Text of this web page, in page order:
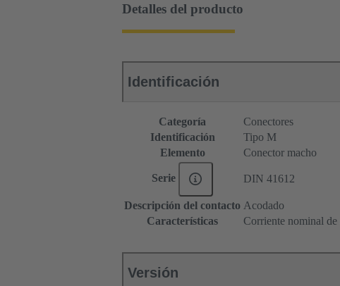
Detalles del producto
Identificación
Categoría
Conectores
Identificación
Tipo M
Elemento
Conector macho
Serie DIN 41612
Descripción del contacto Acodado
Características
Corriente nominal de
Versión